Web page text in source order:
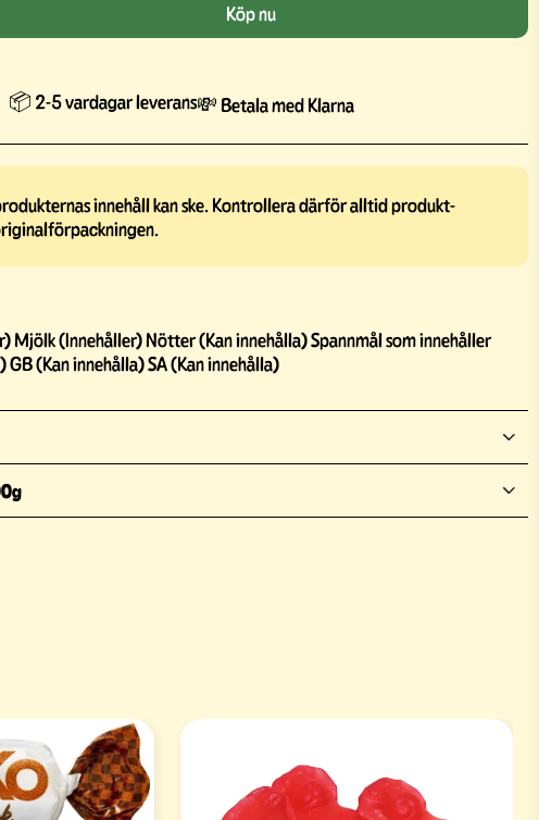
Köp nu
📦 2-5 vardagar leverans💸 Betala med Klarna
innehåll kan ske. Kontrollera därför alltid produkt-
Mjölk (Innehåller) Nötter (Kan innehålla) Spannmål som innehåller
(Kan innehålla) SA (Kan innehålla)